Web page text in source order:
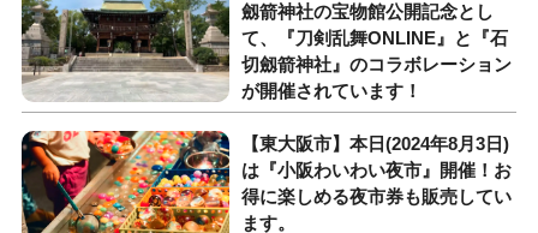
劔箭神社の宝物館公開記念とし
て、『刀剣乱舞ONLINE』と『石
切劔箭神社』のコラボレーション
が開催されています！
【東大阪市】本日(2024年8月3日)
は『小阪わいわい夜市』開催！お
得に楽しめる夜市券も販売してい
ます。